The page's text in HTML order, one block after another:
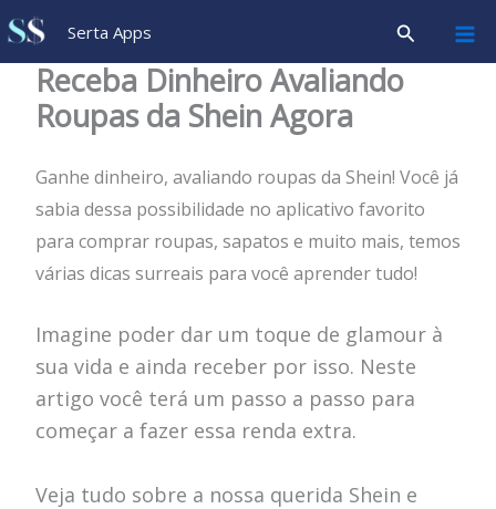
Ir
para
conteúdo
Serta Apps Pesquisar
Receba Dinheiro Avaliando
Roupas da Shein Agora
Ganhe dinheiro, avaliando roupas da Shein! Você já
sabia dessa possibilidade no aplicativo favorito
para comprar roupas, sapatos e muito mais, temos
várias dicas surreais para você aprender tudo!
Imagine poder dar um toque de glamour à
sua vida e ainda receber por isso. Neste
artigo você terá um passo a passo para
começar a fazer essa renda extra.
Veja tudo sobre a nossa querida Shein e